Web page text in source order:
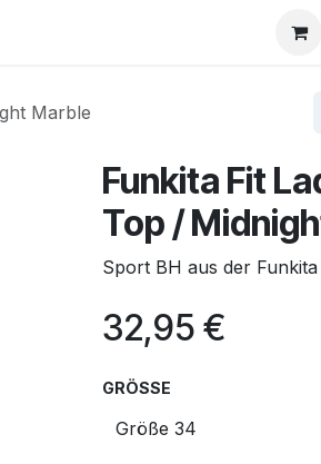
Marble
Funkita Fit
Top /
Sport BH aus der
32,95 €
GRÖSSE